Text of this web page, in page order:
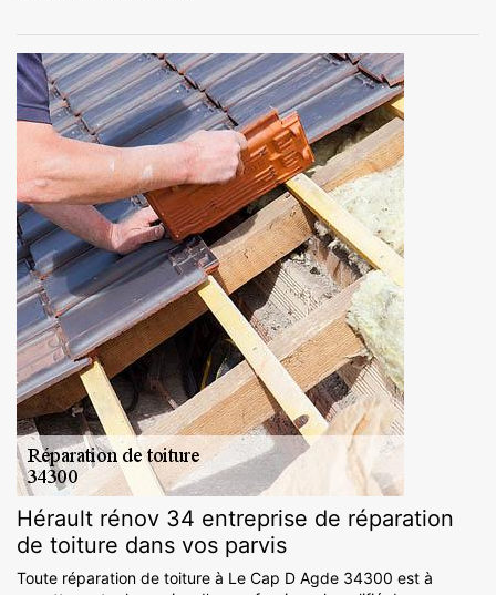
Hérault rénov 34 entreprise de réparation
de toiture dans vos parvis
Toute réparation de toiture à Le Cap D Agde 34300 est à